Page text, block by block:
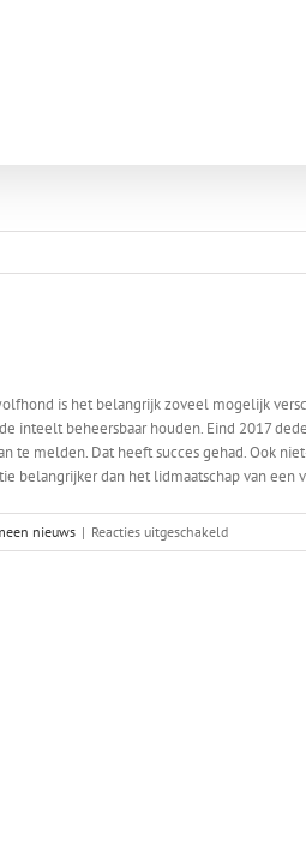
is het belangrijk zoveel mogelijk
inteelt beheersbaar houden. Eind 2017
te melden. Dat heeft succes gehad. Ook
belangrijker dan het lidmaatschap van een
nieuws | Reacties uitgeschakeldvoor